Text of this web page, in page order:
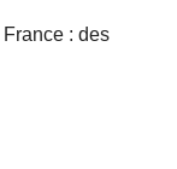
: des